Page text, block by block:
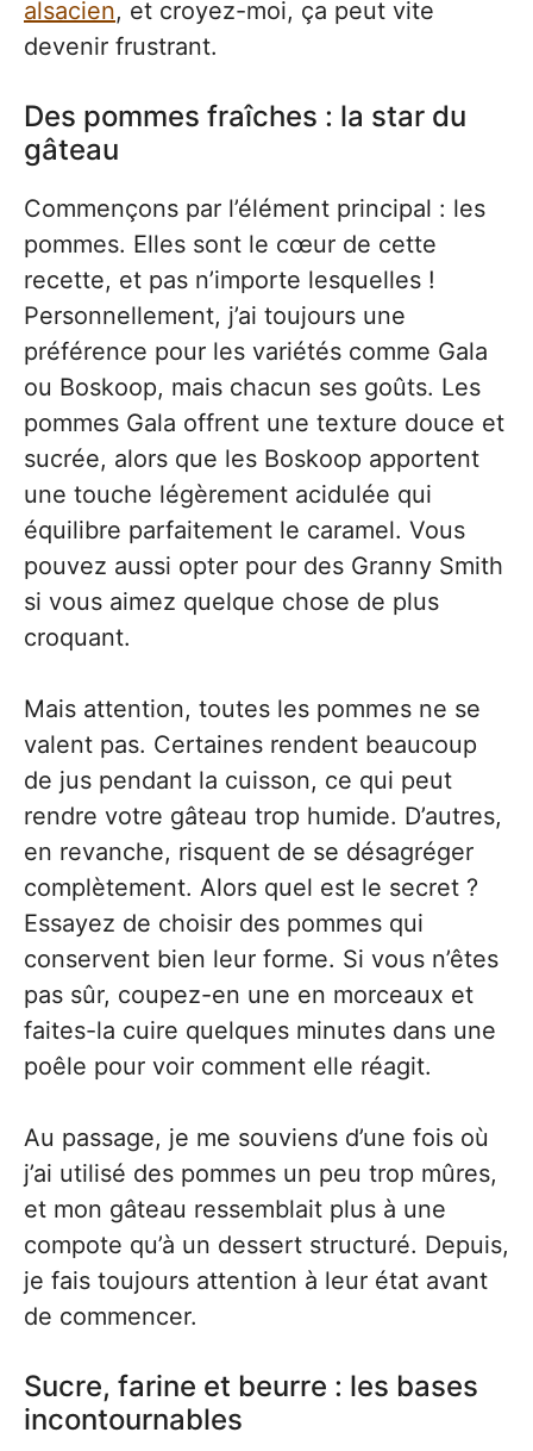
alsacien, et croyez-moi, ça peut vite
devenir frustrant.
Des pommes fraîches : la star du
gâteau
Commençons par l’élément principal : les
pommes. Elles sont le cœur de cette
recette, et pas n’importe lesquelles !
Personnellement, j’ai toujours une
préférence pour les variétés comme Gala
ou Boskoop, mais chacun ses goûts. Les
pommes Gala offrent une texture douce et
sucrée, alors que les Boskoop apportent
une touche légèrement acidulée qui
équilibre parfaitement le caramel. Vous
pouvez aussi opter pour des Granny Smith
si vous aimez quelque chose de plus
croquant.
Mais attention, toutes les pommes ne se
valent pas. Certaines rendent beaucoup
de jus pendant la cuisson, ce qui peut
rendre votre gâteau trop humide. D’autres,
en revanche, risquent de se désagréger
complètement. Alors quel est le secret ?
Essayez de choisir des pommes qui
conservent bien leur forme. Si vous n’êtes
pas sûr, coupez-en une en morceaux et
faites-la cuire quelques minutes dans une
poêle pour voir comment elle réagit.
Au passage, je me souviens d’une fois où
j’ai utilisé des pommes un peu trop mûres,
et mon gâteau ressemblait plus à une
compote qu’à un dessert structuré. Depuis,
je fais toujours attention à leur état avant
de commencer.
Sucre, farine et beurre : les bases
incontournables